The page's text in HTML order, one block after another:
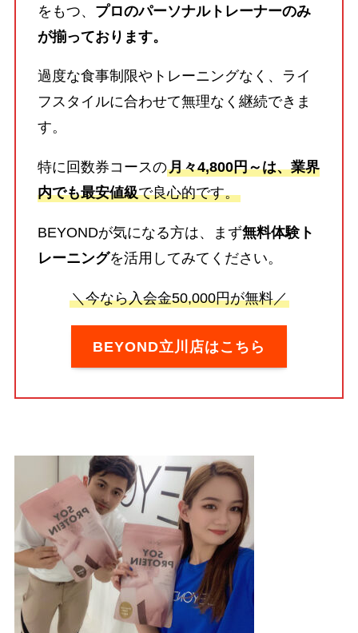
をもつ、 プロのパーソナルトレーナーのみ
が揃っております。
過度な食事制限やトレーニングなく、ライ
フスタイルに合わせて無理なく継続できま
す。
特に回数券コースの月々4,800円～は、業界
内でも最安値級で良心的です。
BEYONDが気になる方は、まず無料体験ト
レーニングを活用してみてください。
＼今なら入会金50,000円が無料／
BEYOND立川店はこちら